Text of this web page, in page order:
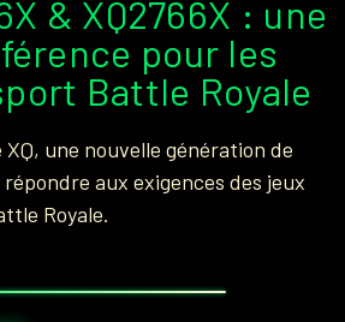
& XQ2766X : une
pour les
Battle Royale
XQ, une nouvelle génération de
aux exigences des jeux
Royale.